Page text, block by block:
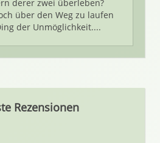
derer zwei überleben?
über den Weg zu laufen
der Unmöglichkeit....
Rezensionen